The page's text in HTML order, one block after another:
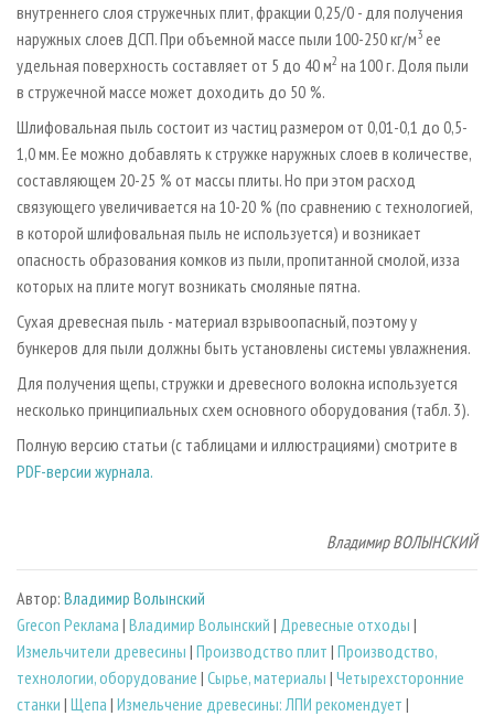
внутреннего слоя стружечных плит, фракции 0,25/0 - для получения
наружных слоев ДСП. При объемной массе пыли 100-250 кг/м3 ее
удельная поверхность составляет от 5 до 40 м2 на 100 г. Доля пыли
в стружечной массе может доходить до 50 %.
Шлифовальная пыль состоит из частиц размером от 0,01-0,1 до 0,5-
1,0 мм. Ее можно добавлять к стружке наружных слоев в количестве,
составляющем 20-25 % от массы плиты. Но при этом расход
связующего увеличивается на 10-20 % (по сравнению с технологией,
в которой шлифовальная пыль не используется) и возникает
опасность образования комков из пыли, пропитанной смолой, из­за
которых на плите могут возникать смоляные пятна.
Сухая древесная пыль - материал взрывоопасный, поэтому у
бункеров для пыли должны быть установлены системы увлажнения.
Для получения щепы, стружки и древесного волокна используется
несколько принципиальных схем основного оборудования (табл. 3).
Полную версию статьи (с таблицами и иллюстрациями) смотрите в
PDF-версии журнала.
Владимир ВОЛЫНСКИЙ
Автор: Владимир Волынский
Grecon Реклама | Владимир Волынский | Древесные отходы |
Измельчители древесины | Производство плит | Производство,
технологии, оборудование | Сырье, материалы | Четырехсторонние
станки | Щепа | Измельчение древесины: ЛПИ рекомендует |